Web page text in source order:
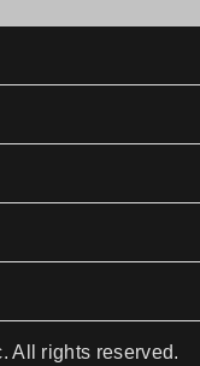
All rights reserved.